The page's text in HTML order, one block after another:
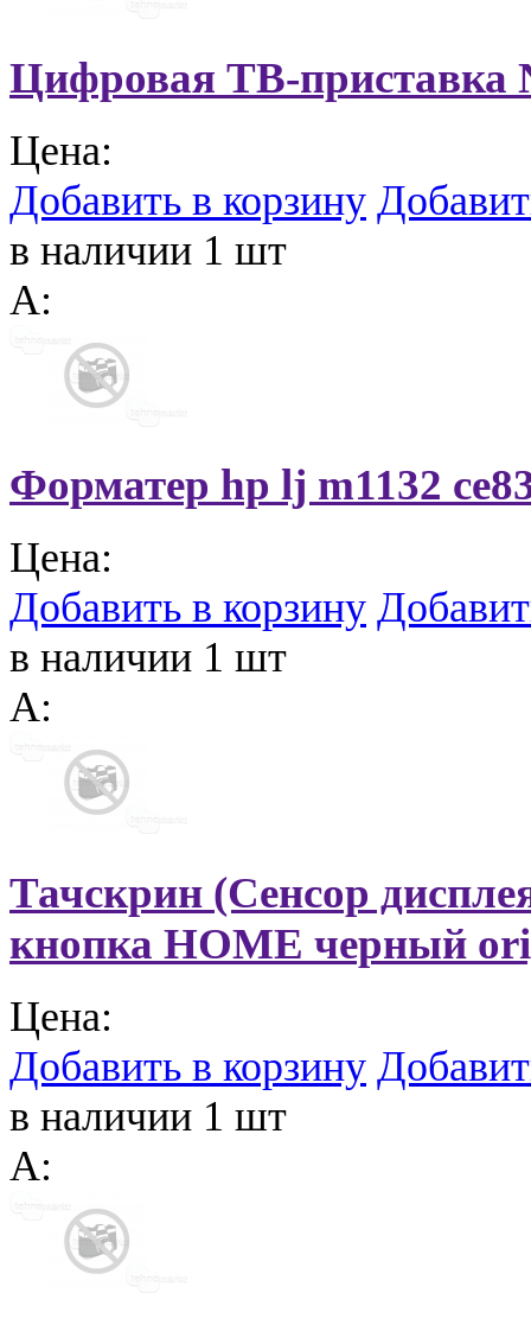
Цифровая ТВ‑приставка
Цена:
Добавить в корзину
в наличии 1 шт
A:
Форматер hp lj m1132
Цена:
Добавить в корзину
в наличии 1 шт
A:
Тачскрин (Сенсор
кнопка HOME черный
Цена:
Добавить в корзину
в наличии 1 шт
A: